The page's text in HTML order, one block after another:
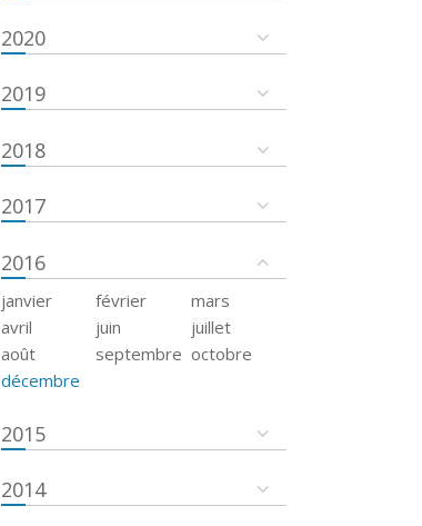
2020
2019
2018
2017
2016
janvier février
mars
avril
juin
juillet
août
septembre octobre
décembre
2015
2014